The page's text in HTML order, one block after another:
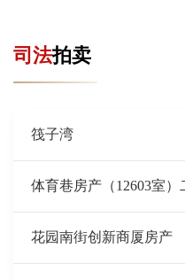
司法拍卖
筏子湾
体育巷房产（12603室）
花园南街创新商厦房产